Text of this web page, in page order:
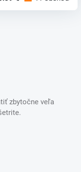
zbytočne veľa